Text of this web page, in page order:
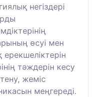
негіздері
өсуі мен
тәждерін кесу
жеміс
меңгереді.